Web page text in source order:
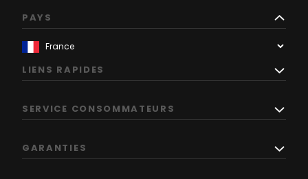
PAYS
LIENS RAPIDES
SERVICE CONSOMMATEURS
GARANTIES